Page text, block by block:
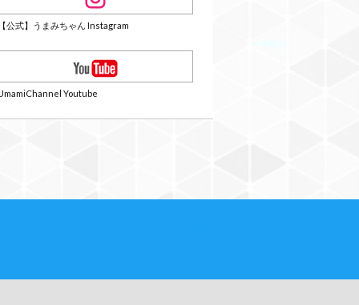
公式】うまみちゃん Instagram
Youtube